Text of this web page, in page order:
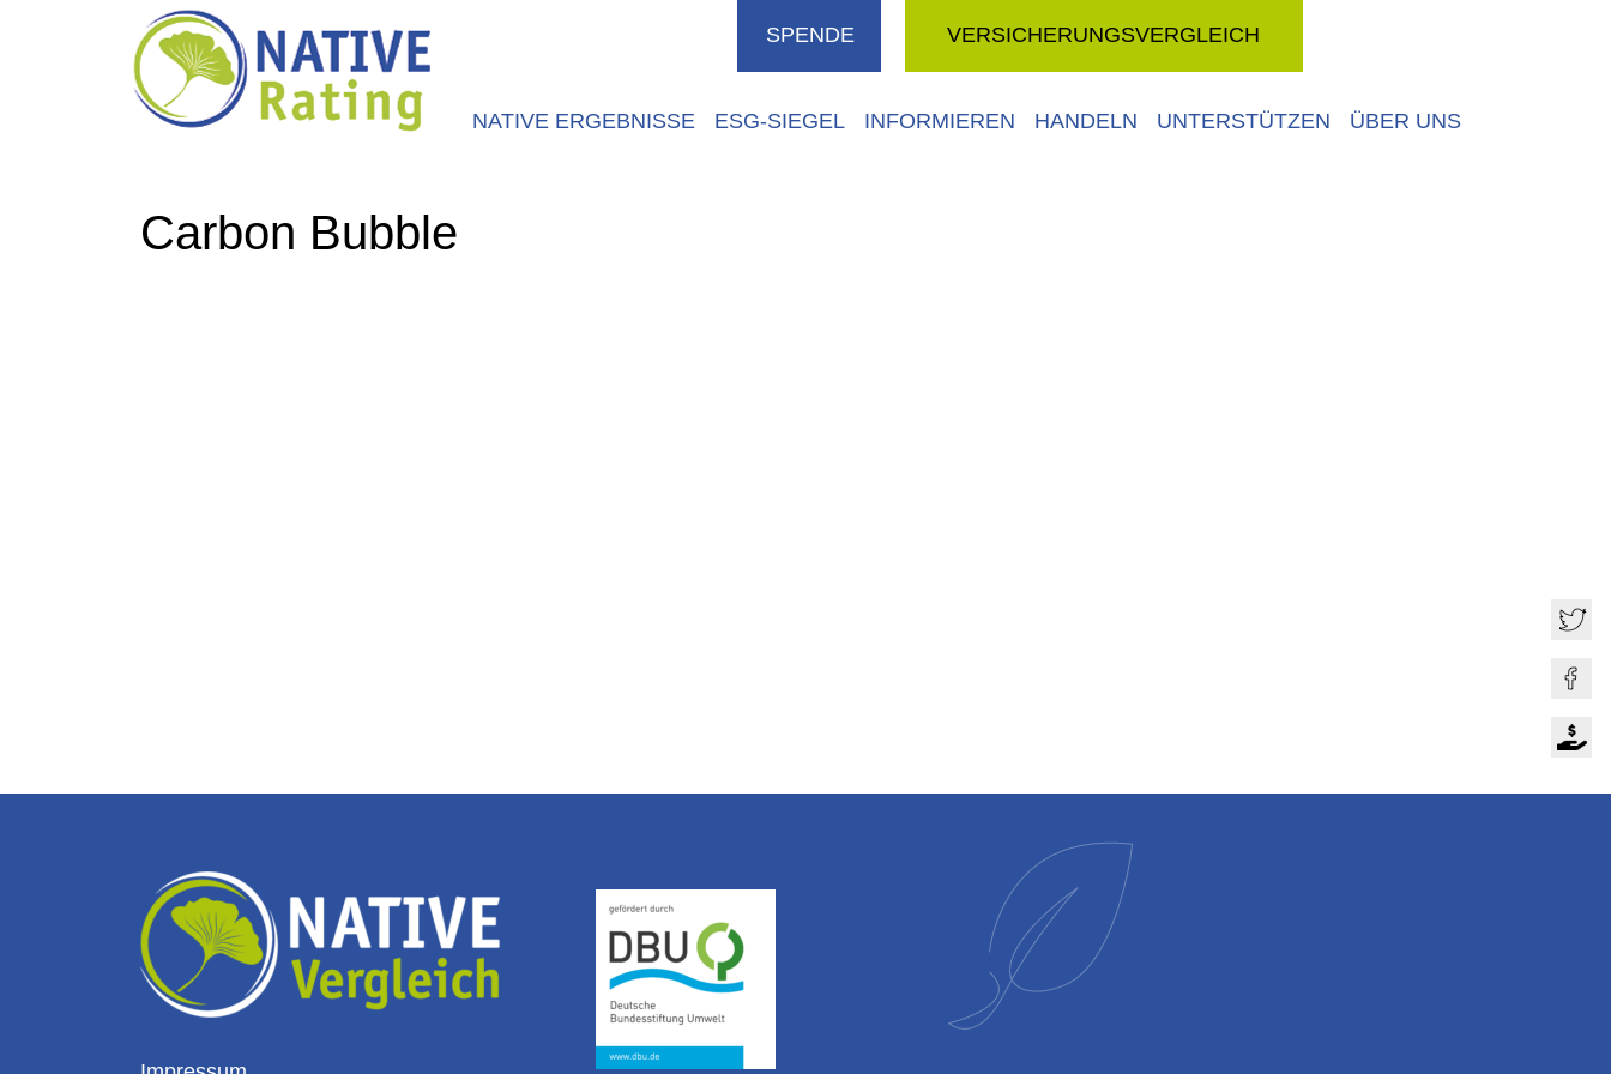
SPENDE VERSICHERUNGSVERGLEICH
NATIVE ERGEBNISSE ESG-SIEGEL INFORMIEREN HANDELN UNTERSTÜTZEN ÜBER UNS
Carbon Bubble